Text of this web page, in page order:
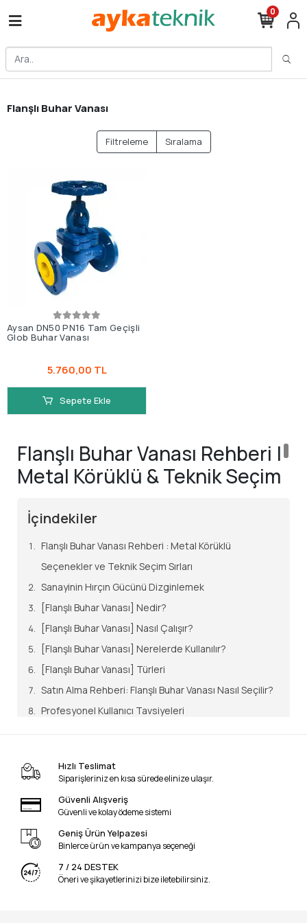
0
Flanşlı Buhar Vanası
Filtreleme Sıralama
Aysan DN50 PN16 Tam Geçişli
Glob Buhar Vanası
5.760,00 TL
Sepete Ekle
Flanşlı Buhar Vanası Rehberi |
Metal Körüklü & Teknik Seçim
İçindekiler
Flanşlı Buhar Vanası Rehberi : Metal Körüklü
Seçenekler ve Teknik Seçim Sırları
Sanayinin Hırçın Gücünü Dizginlemek
[Flanşlı Buhar Vanası] Nedir?
[Flanşlı Buhar Vanası] Nasıl Çalışır?
[Flanşlı Buhar Vanası] Nerelerde Kullanılır?
[Flanşlı Buhar Vanası] Türleri
Satın Alma Rehberi: Flanşlı Buhar Vanası Nasıl Seçilir?
Profesyonel Kullanıcı Tavsiyeleri
En Çok Sorulan Sorular (SSS)
1994 yılından beri şirket merkezimizde; kazan
dairelerinin o hırçın buhar sesini, tesisatın genleşme
sancılarını ve yüksek basınç altındaki sızdırmazlığın ne
denli hayati olduğunu bizzat sahada tecrübe etmiş; o
Hızlı Teslimat
Siparişleriniz en kısa sürede elinize ulaşır.
Güvenli Alışveriş
Güvenli ve kolay ödeme sistemi
Geniş Ürün Yelpazesi
Binlerce ürün ve kampanya seçeneği
7 / 24 DESTEK
Öneri ve şikayetlerinizi bize iletebilirsiniz.